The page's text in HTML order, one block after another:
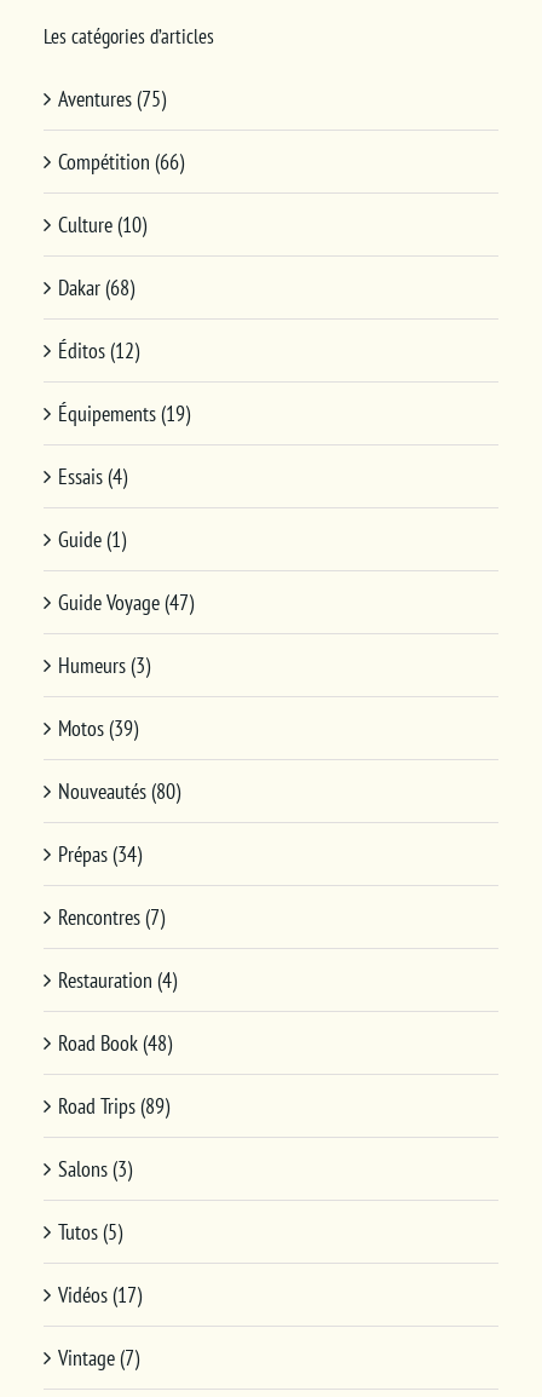
Les catégories d’articles
Aventures (75)
Compétition (66)
Culture (10)
Dakar (68)
Éditos (12)
Équipements (19)
Essais (4)
Guide (1)
Guide Voyage (47)
Humeurs (3)
Motos (39)
Nouveautés (80)
Prépas (34)
Rencontres (7)
Restauration (4)
Road Book (48)
Road Trips (89)
Salons (3)
Tutos (5)
Vidéos (17)
Vintage (7)